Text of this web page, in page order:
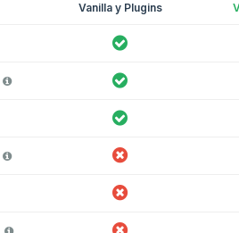
Vanilla y Plugins